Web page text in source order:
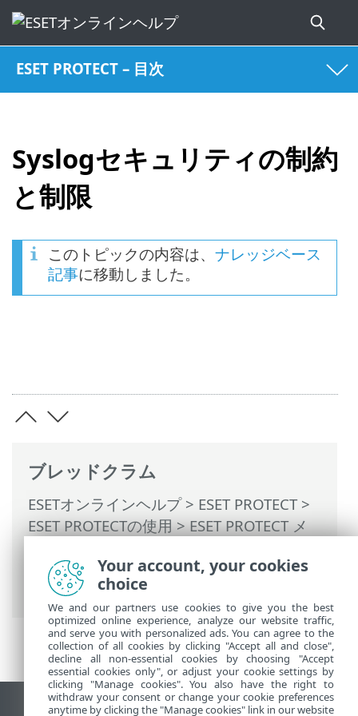
ESET PROTECT – 目次
Syslogセキュリティの制約
と制限
ブレッドクラム
ESETオンラインヘルプ> ESET PROTECT>
ESET PROTECTの使用>ESET PROTECT メ
スポートする> Syslogセキュリティの制約
と制限
このトピックの内容は、 ナレッジベース
記事に移動しました。
Your account, your cookies
choice
We and our partners use cookies to give you the best
optimized online experience, analyze our website traffic,
and serve you with personalized ads. You can agree to the
collection of all cookies by clicking "Accept all and close",
decline all non-essential cookies by choosing "Accept
essential cookies only", or adjust your cookie settings by
clicking "Manage cookies". You also have the right to
withdraw your consent or change your cookie preferences
anytime by clicking the "Manage cookies" link in our website